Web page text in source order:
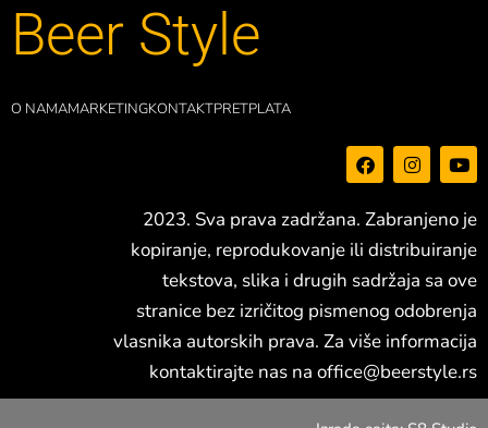
Beer Style
O NAMAMARKETINGKONTAKTPRETPLATA
F
a
c
e
b
o
o
k
I
n
s
a
g
r
a
m
Y
o
u
u
b
e
2023. Sva prava zadržana. Zabranjeno je
kopiranje, reprodukovanje ili distribuiranje
tekstova, slika i drugih sadržaja sa ove
stranice bez izričitog pismenog odobrenja
vlasnika autorskih prava. Za više informacija
kontaktirajte nas na office@beerstyle.rs